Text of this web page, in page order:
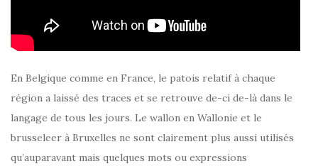
En Belgique comme en France, le patois relatif à chaque
région a laissé des traces et se retrouve de-ci de-là dans le
langage de tous les jours. Le wallon en Wallonie et le
brusseleer à Bruxelles ne sont clairement plus aussi utilisés
qu’auparavant mais quelques mots ou expressions